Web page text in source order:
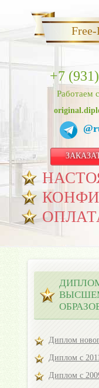
+7
Работаем
Диплом
Диплом с
Диплом с